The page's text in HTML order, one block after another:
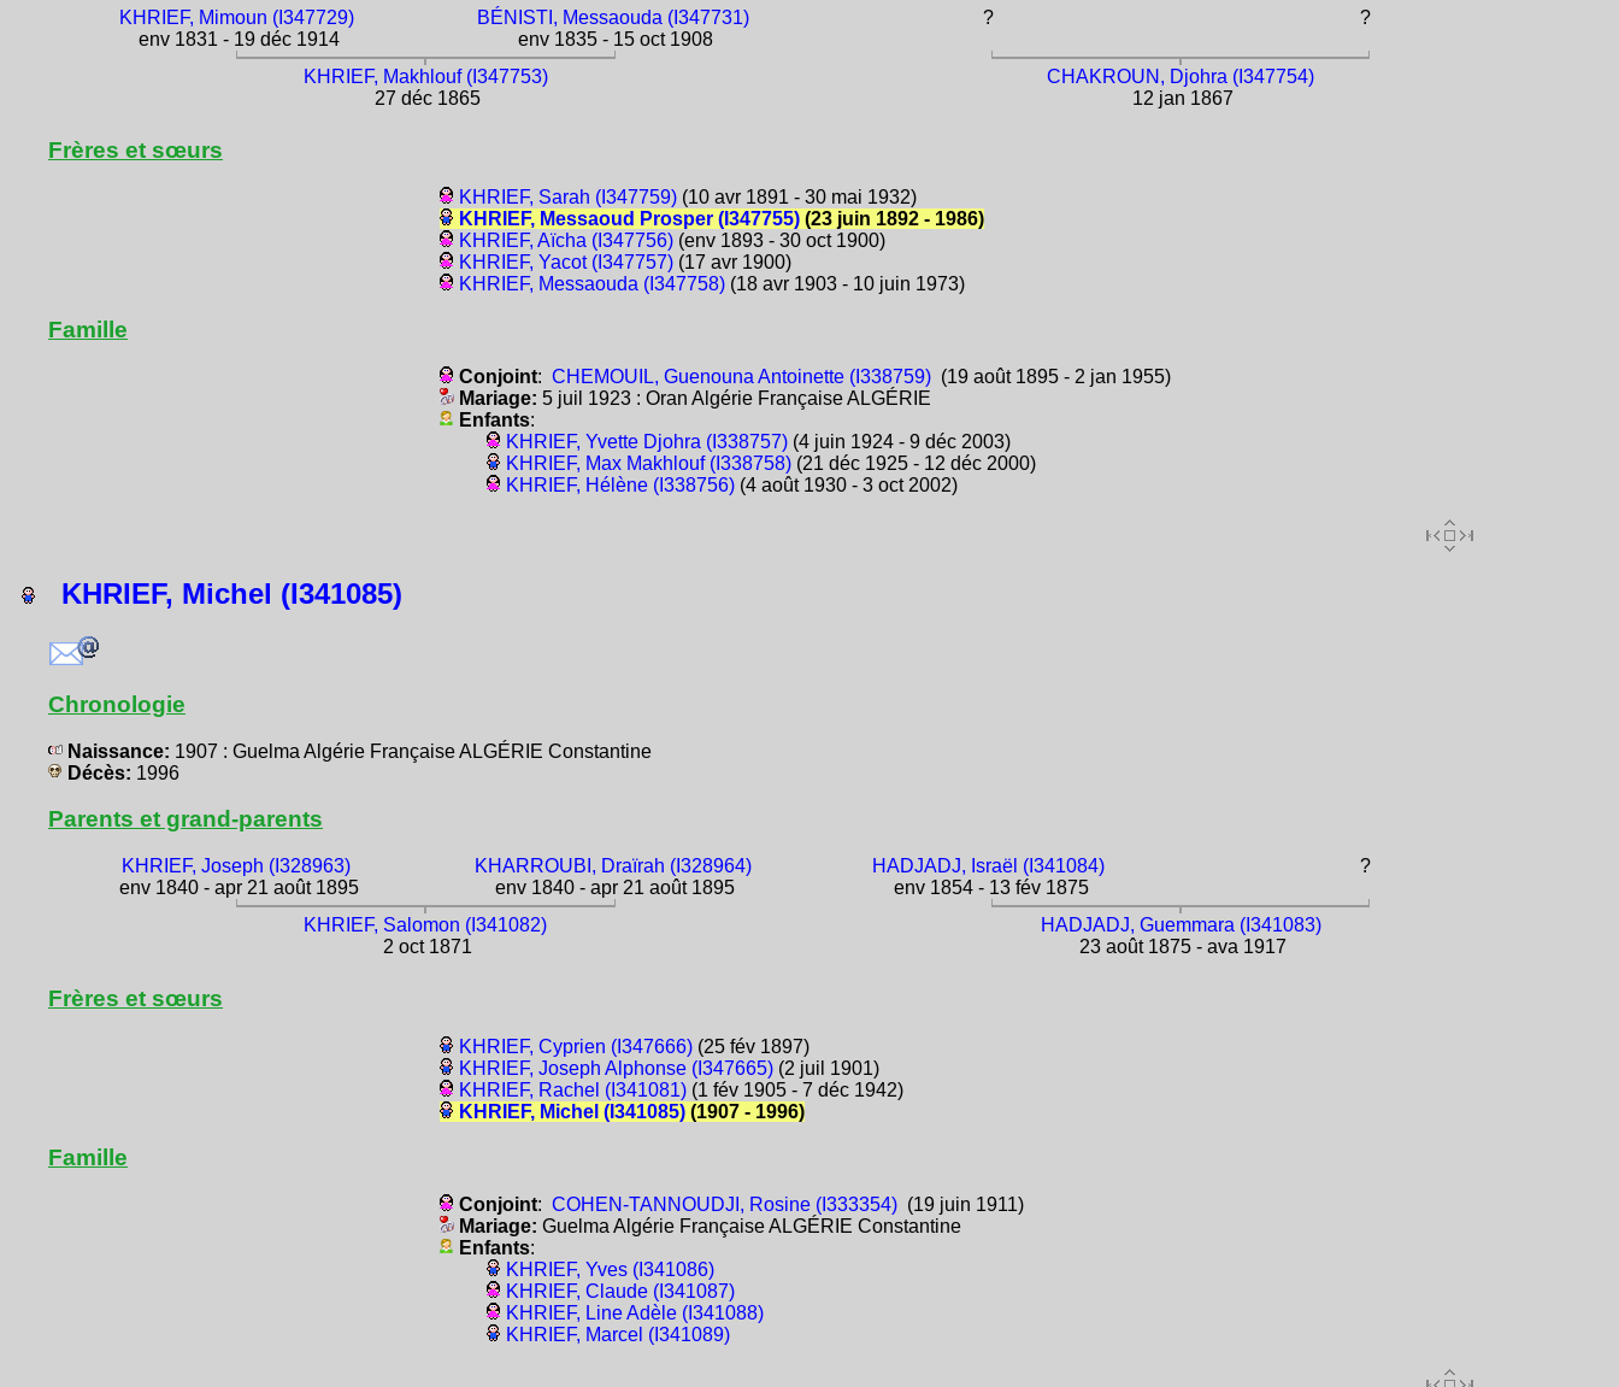
KHRIEF, Mimoun (I347729)
env 1831 - 19 déc 1914
BÉNISTI, Messaouda (I347731)
env 1835 - 15 oct 1908
? ?
KHRIEF, Makhlouf (I347753)
27 déc 1865
CHAKROUN, Djohra (I347754)
12 jan 1867
Frères et sœurs
KHRIEF, Sarah (I347759) (10 avr 1891 - 30 mai 1932)
KHRIEF, Messaoud Prosper (I347755) (23 juin 1892 - 1986)
KHRIEF, Aïcha (I347756) (env 1893 - 30 oct 1900)
KHRIEF, Yacot (I347757) (17 avr 1900)
KHRIEF, Messaouda (I347758) (18 avr 1903 - 10 juin 1973)
Famille
Conjoint:CHEMOUIL, Guenouna Antoinette (I338759) (19 août 1895 - 2 jan 1955)
Mariage:5 juil 1923 : Oran Algérie Française ALGÉRIE
Enfants:
KHRIEF, Yvette Djohra (I338757) (4 juin 1924 - 9 déc 2003)
KHRIEF, Max Makhlouf (I338758) (21 déc 1925 - 12 déc 2000)
KHRIEF, Hélène (I338756) (4 août 1930 - 3 oct 2002)
KHRIEF, Michel (I341085)
Chronologie
Naissance: 1907 : Guelma Algérie Française ALGÉRIE Constantine
Décès: 1996
Parents et grand-parents
KHRIEF, Joseph (I328963)
env 1840 - apr 21 août 1895
KHARROUBI, Draïrah (I328964)
env 1840 - apr 21 août 1895
HADJADJ, Israël (I341084)
env 1854 - 13 fév 1875
?
KHRIEF, Salomon (I341082)
2 oct 1871
HADJADJ, Guemmara (I341083)
23 août 1875 - ava 1917
Frères et sœurs
KHRIEF, Cyprien (I347666) (25 fév 1897)
KHRIEF, Joseph Alphonse (I347665) (2 juil 1901)
KHRIEF, Rachel (I341081) (1 fév 1905 - 7 déc 1942)
KHRIEF, Michel (I341085) (1907 - 1996)
Famille
Conjoint:COHEN-TANNOUDJI, Rosine (I333354) (19 juin 1911)
Mariage:Guelma Algérie Française ALGÉRIE Constantine
Enfants:
KHRIEF, Yves (I341086)
KHRIEF, Claude (I341087)
KHRIEF, Line Adèle (I341088)
KHRIEF, Marcel (I341089)